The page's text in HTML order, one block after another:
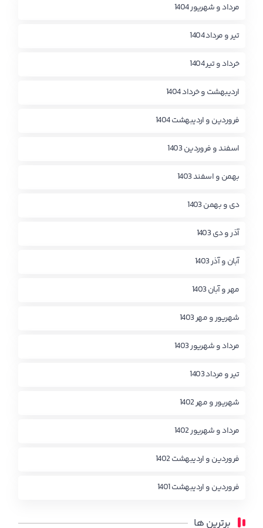
مرداد و شهریور 1404
تیر و مرداد 1404
خرداد و تیر 1404
اردیبهشت و خرداد 1404
فروردین و اردیبهشت 1404
اسفند و فروردین 1403
بهمن و اسفند 1403
دی و بهمن 1403
آذر و دی 1403
آبان و آذر 1403
مهر و آبان 1403
شهریور و مهر 1403
مرداد و شهریور 1403
تیر و مرداد 1403
شهریور و مهر 1402
مرداد و شهریور 1402
فروردین و اردیبهشت 1402
فروردین و اردیبهشت 1401
برترین ها